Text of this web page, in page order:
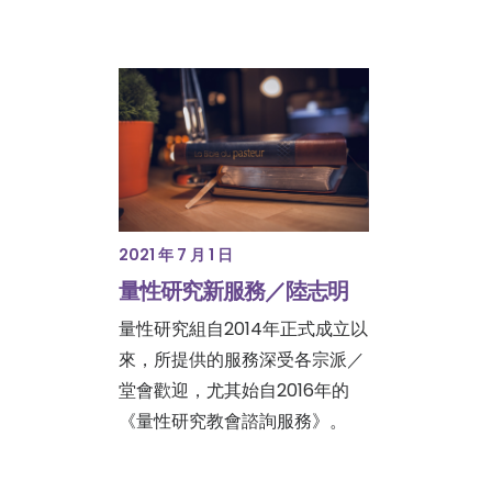
2021 年 7 月 1 日
量性研究新服務／陸志明
量性研究組自2014年正式成立以
來，所提供的服務深受各宗派／
堂會歡迎，尤其始自2016年的
《量性研究教會諮詢服務》。